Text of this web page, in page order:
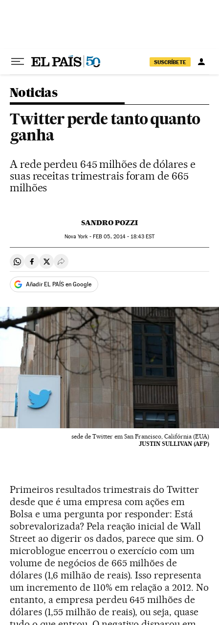
SUSCRÍBETE
Noticias
Twitter perde tanto quanto
ganha
A rede perdeu 645 milhões de dólares e
suas receitas trimestrais foram de 665
milhões
SANDRO POZZI
Nova York - FEB 05, 2014 - 18:43EST
Compartir en Whatsapp
Compartir en Facebook
Compartir en Twitter
Desplegar Redes Sociales
Añadir EL PAÍS en Google
sede de Twitter em San Francisco, Califórnia (EUA)
JUSTIN SULLIVAN (AFP)
Primeiros resultados trimestrais do Twitter
desde que é uma empresa com ações em
Bolsa e uma pergunta por responder: Está
sobrevalorizada? Pela reação inicial de Wall
Street ao digerir os dados, parece que sim. O
microblogue encerrou o exercício com um
volume de negócios de 665 milhões de
dólares (1,6 milhão de reais). Isso representa
um incremento de 110% em relação a 2012. No
entanto, a empresa perdeu 645 milhões de
dólares (1,55 milhão de reais), ou seja, quase